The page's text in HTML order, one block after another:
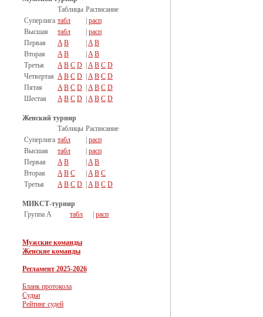
Таблицы Расписание
Суперлига табл
расп
Высшая
табл
расп
Первая
A B A B
Вторая
A B A B
Третья
A B C D A B C D
Четвертая A B C D A B C D
Пятая
A B C D A B C D
Шестая
A B C D A B C D
Женский турнир
Таблицы Расписание
Суперлига табл
расп
Высшая
табл
расп
Первая
A B A B
Вторая
A B C A B C
Третья
A B C D A B C D
МИКСТ-турнир
Группа А
табл расп
Мужские команды
Женские команды
Регламент 2025-2026
Бланк протокола
Судьи
Рейтинг судей